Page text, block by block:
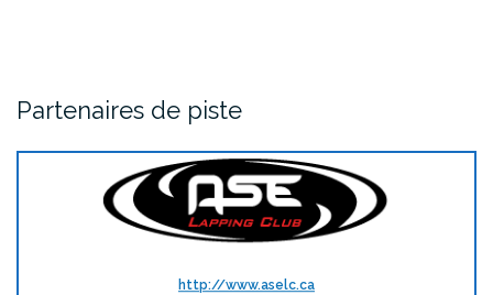
Partenaires de piste
http://www.aselc.ca